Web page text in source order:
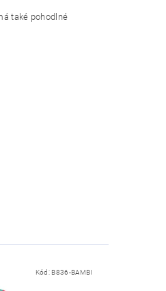
také pohodlné
Kód: B836-BAMBI